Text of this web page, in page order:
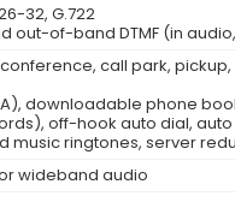
32, G.722
of-band DTMF (in audio,
call park,
downloadable phone book
off-hook auto dial,
music ringtones, server
wideband audio